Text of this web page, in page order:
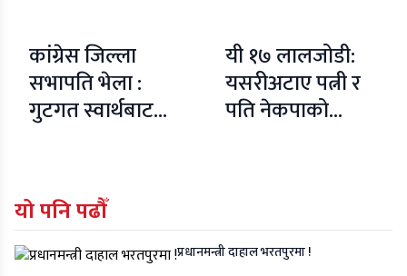
कांग्रेस जिल्ला
सभापति भेला :
गुटगत स्वार्थबाट
यी १७ लालजोडी:
यसरीअटाए पत्नी र
पति नेकपाको
यो पनि पढौँ
प्रधानमन्त्री दाहाल भरतपुरमा !